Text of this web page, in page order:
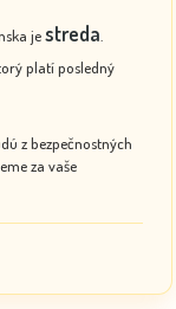
jestreda
platí posledný
z bezpečnostných
za vaše